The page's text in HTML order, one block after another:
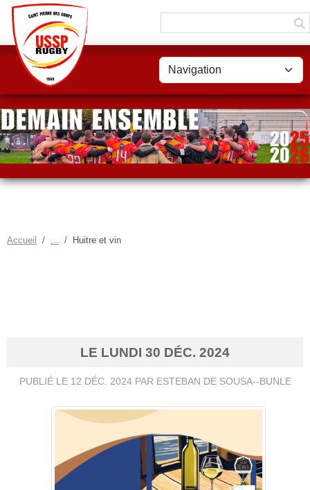
Accueil Huitre et vin
LE LUNDI 30 DÉC. 2024
PUBLIÉ LE 12 DÉC. 2024PAR ESTEBAN DE SOUSA--BUNLE
Panneau de gestion des cookies